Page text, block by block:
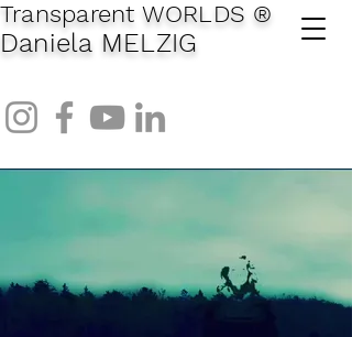
Transparent WORLDS ®
Daniela MELZIG